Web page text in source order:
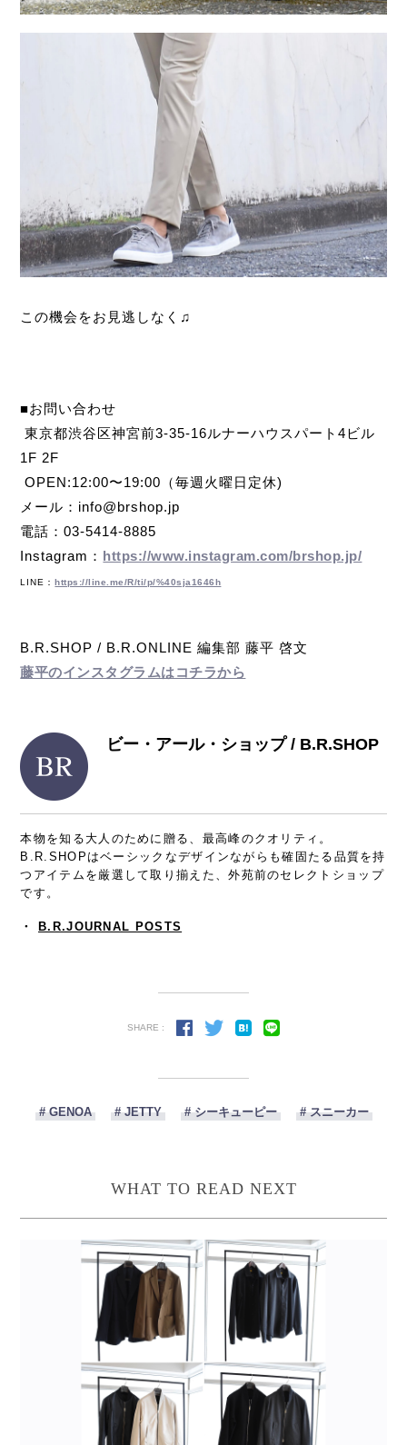
この機会をお見逃しなく♫
■お問い合わせ
東京都渋谷区神宮前3-35-16ルナーハウスパート4ビル
1F 2F
OPEN:12:00〜19:00 （毎週火曜日定休)
メール：info@brshop.jp
電話：03-5414-8885
Instagram： https://www.instagram.com/brshop.jp/
LINE：https://line.me/R/ti/p/%40sja1646h
B.R.SHOP / B.R.ONLINE 編集部 藤平 啓文
藤平のインスタグラムはコチラから
ビー・アール・ショップ / B.R.SHOP
本物を知る大人のために贈る、最高峰のクオリティ。
B.R.SHOPはベーシックなデザインながらも確固たる品質を持
つアイテムを厳選して取り揃えた、外苑前のセレクトショップ
です。
・ B.R.JOURNAL POSTS
SHARE :
# GENOA # JETTY # シーキューピー # スニーカー
WHAT TO READ NEXT